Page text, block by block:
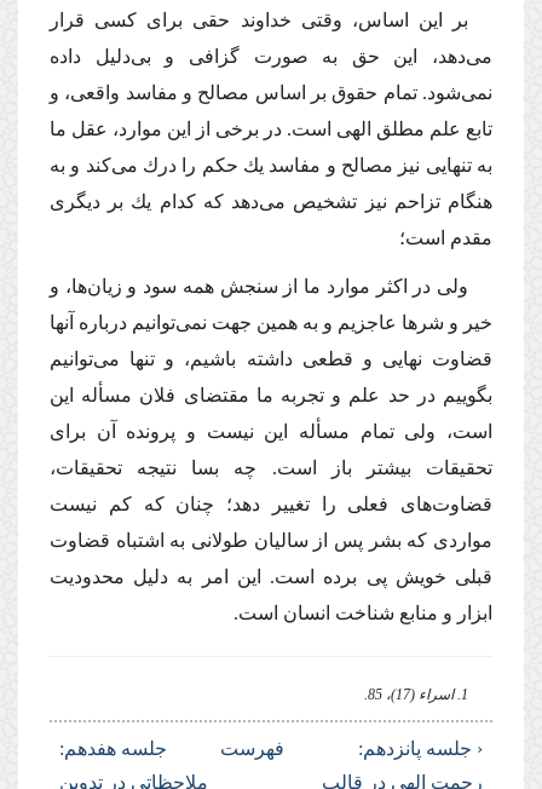
بر این اساس، وقتى خداوند حقى براى كسى قرار
مى‌دهد، این حق به صورت گزافى و بى‌دلیل داده
نمى‌شود. تمام حقوق بر اساس مصالح و مفاسد واقعى، و
تابع علم مطلق الهى است. در برخى از این موارد، عقل ما
به تنهایى نیز مصالح و مفاسد یك حكم را درك مى‌كند و به
هنگام تزاحم نیز تشخیص مى‌دهد كه كدام یك بر دیگرى
مقدم است؛
ولى در اكثر موارد ما از سنجش همه سود و زیان‌ها، و
خیر و شرها عاجزیم و به همین جهت نمى‌توانیم درباره آنها
قضاوت نهایى و قطعى داشته باشیم، و تنها مى‌توانیم
بگوییم در حد علم و تجربه ما مقتضاى فلان مسأله این
است، ولى تمام مسأله این نیست و پرونده آن براى
تحقیقات بیشتر باز است. چه بسا نتیجه تحقیقات،
قضاوت‌هاى فعلى را تغییر دهد؛ چنان كه كم نیست
مواردى كه بشر پس از سالیان طولانى به اشتباه قضاوت
قبلى خویش پى برده است. این امر به دلیل محدودیت
ابزار و منابع شناخت انسان است.
1. اسراء (17)، 85.
‹ جلسه پانزدهم:
رحمت الهى در قالب
فهرست
جلسه هفدهم:
ملاحظاتى در تدوین